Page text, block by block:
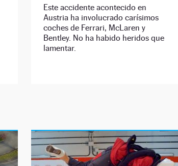
Este accidente acontecido en
Austria ha involucrado carísimos
coches de Ferrari, McLaren y
Bentley. No ha habido heridos que
lamentar.